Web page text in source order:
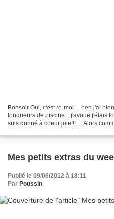
Bonsoir Oui, c'est re-moi.... ben j'ai
longueurs de piscine... j'avoue j'étais
suis donné à coeur joie!!!.... Alors
Mes petits extras du
Publié le 09/06/2012 à 18:11
Par Poussin